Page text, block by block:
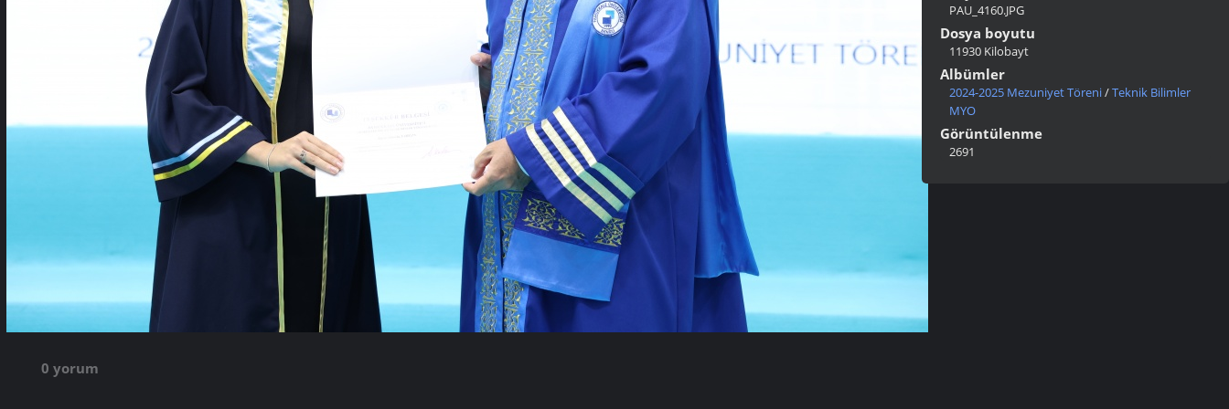
PAU_4160.JPG
Dosya boyutu
11930 Kilobayt
Albümler
2024-2025 Mezuniyet Töreni/Teknik Bilimler
MYO
Görüntülenme
2691
0 yorum